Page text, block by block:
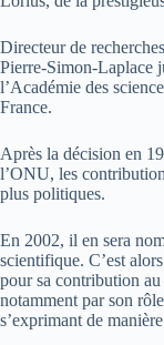
Directeur de
Pierre-Simon-Laplace
l’Académie des
France.
Après la décision en
l’ONU, les
plus politiques.
En 2002, il en sera
scientifique. C’est
pour sa contribution
notamment par son
s’exprimant de